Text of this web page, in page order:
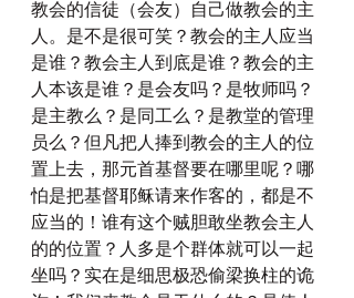
教会的信徒（会友）自己做教会的主
人。是不是很可笑？教会的主人应当
是谁？教会主人到底是谁？教会的主
人本该是谁？是会友吗？是牧师吗？
是主教么？是同工么？是教堂的管理
员么？但凡把人捧到教会的主人的位
置上去，那元首基督要在哪里呢？哪
怕是把基督耶稣请来作客的，都是不
应当的！谁有这个贼胆敢坐教会主人
的的位置？人多是个群体就可以一起
坐吗？实在是细思极恐偷梁换柱的诡